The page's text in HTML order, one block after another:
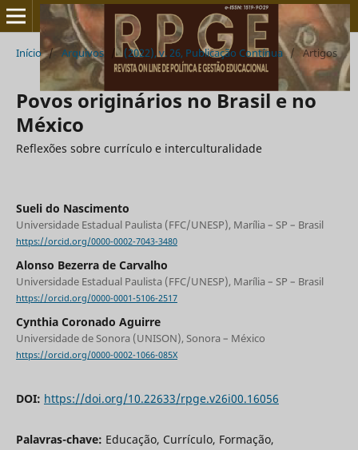
Início / Arquivos / (2022), v. 26, Publicação Contínua / Artigos
Povos originários no Brasil e no
México
Reflexões sobre currículo e interculturalidade
Sueli do Nascimento
Universidade Estadual Paulista (FFC/UNESP), Marília – SP – Brasil
https://orcid.org/0000-0002-7043-3480
Alonso Bezerra de Carvalho
Universidade Estadual Paulista (FFC/UNESP), Marília – SP – Brasil
https://orcid.org/0000-0001-5106-2517
Cynthia Coronado Aguirre
Universidade de Sonora (UNISON), Sonora – México
https://orcid.org/0000-0002-1066-085X
DOI: https://doi.org/10.22633/rpge.v26i00.16056
Palavras-chave: Educação, Currículo, Formação,